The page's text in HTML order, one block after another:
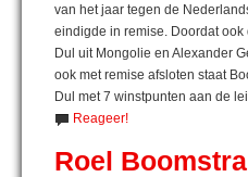
van het jaar tegen de
eindigde in remise. Doordat
Dul uit Mongolie en Alexander
ook met remise afsloten staat
Dul met 7 winstpunten aan de
Reageer!
Roel